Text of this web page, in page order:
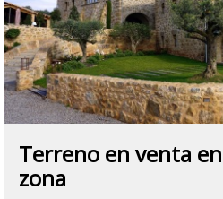
Terreno en venta
zona